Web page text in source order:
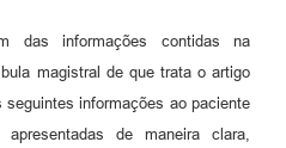
das informações contidas na
magistral de que trata o artigo
informações ao paciente
de maneira clara,